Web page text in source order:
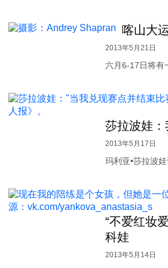
喀山大
2013年5月21日
六月6-17日将有
莎拉波娃
2013年5月17日
玛利亚•莎拉波
“不爱红妆
科娃
2013年5月14日